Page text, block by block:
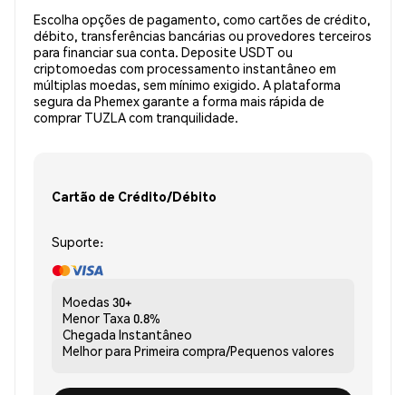
Escolha opções de pagamento, como cartões de crédito,
débito, transferências bancárias ou provedores terceiros
para financiar sua conta. Deposite USDT ou
criptomoedas com processamento instantâneo em
múltiplas moedas, sem mínimo exigido. A plataforma
segura da Phemex garante a forma mais rápida de
comprar TUZLA com tranquilidade.
Cartão de Crédito/Débito
Suporte:
Moedas 30+
Menor Taxa 0.8%
Chegada Instantâneo
Melhor para Primeira compra/Pequenos valores